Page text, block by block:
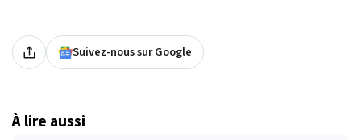
Suivez-nous sur Google
À lire aussi